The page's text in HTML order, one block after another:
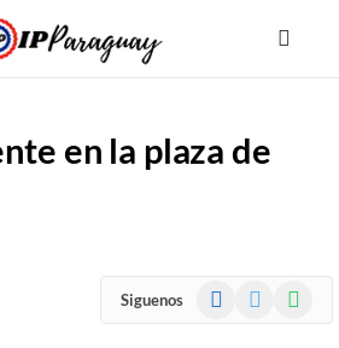
en la plaza de
Siguenos Facebook